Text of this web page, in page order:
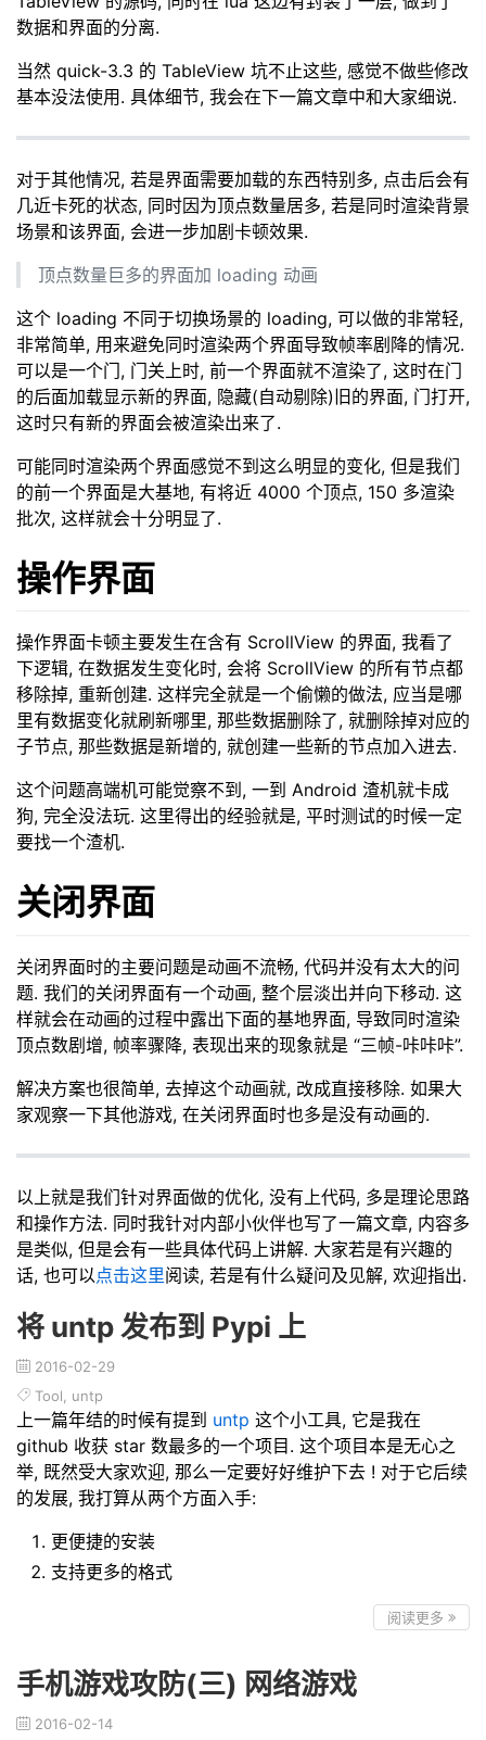
数据和界面的分离.
当然 quick-3.3 的 TableView 坑不止这些, 感觉不做些修改
基本没法使用. 具体细节, 我会在下一篇文章中和大家细说.
对于其他情况, 若是界面需要加载的东西特别多, 点击后会有
几近卡死的状态, 同时因为顶点数量居多, 若是同时渲染背景
场景和该界面, 会进一步加剧卡顿效果.
顶点数量巨多的界面加 loading 动画
这个 loading 不同于切换场景的 loading, 可以做的非常轻,
非常简单, 用来避免同时渲染两个界面导致帧率剧降的情况.
可以是一个门, 门关上时, 前一个界面就不渲染了, 这时在门
的后面加载显示新的界面, 隐藏(自动剔除)旧的界面, 门打开,
这时只有新的界面会被渲染出来了.
可能同时渲染两个界面感觉不到这么明显的变化, 但是我们
的前一个界面是大基地, 有将近 4000 个顶点, 150 多渲染
批次, 这样就会十分明显了.
操作界面
操作界面卡顿主要发生在含有 ScrollView 的界面, 我看了
下逻辑, 在数据发生变化时, 会将 ScrollView 的所有节点都
移除掉, 重新创建. 这样完全就是一个偷懒的做法, 应当是哪
里有数据变化就刷新哪里, 那些数据删除了, 就删除掉对应的
子节点, 那些数据是新增的, 就创建一些新的节点加入进去.
这个问题高端机可能觉察不到, 一到 Android 渣机就卡成
狗, 完全没法玩. 这里得出的经验就是, 平时测试的时候一定
要找一个渣机.
关闭界面
关闭界面时的主要问题是动画不流畅, 代码并没有太大的问
题. 我们的关闭界面有一个动画, 整个层淡出并向下移动. 这
样就会在动画的过程中露出下面的基地界面, 导致同时渲染
顶点数剧增, 帧率骤降, 表现出来的现象就是 “三帧-咔咔咔”.
解决方案也很简单, 去掉这个动画就, 改成直接移除. 如果大
家观察一下其他游戏, 在关闭界面时也多是没有动画的.
以上就是我们针对界面做的优化, 没有上代码, 多是理论思路
和操作方法. 同时我针对内部小伙伴也写了一篇文章, 内容多
是类似, 但是会有一些具体代码上讲解. 大家若是有兴趣的
话, 也可以点击这里阅读, 若是有什么疑问及见解, 欢迎指出.
将 untp 发布到 Pypi 上
2016-02-29
Tool
untp
上一篇年结的时候有提到 untp 这个小工具, 它是我在
github 收获 star 数最多的一个项目. 这个项目本是无心之
举, 既然受大家欢迎, 那么一定要好好维护下去 ! 对于它后续
的发展, 我打算从两个方面入手:
更便捷的安装
支持更多的格式
阅读更多
手机游戏攻防(三) 网络游戏
2016-02-14